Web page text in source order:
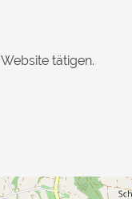
tätigen.